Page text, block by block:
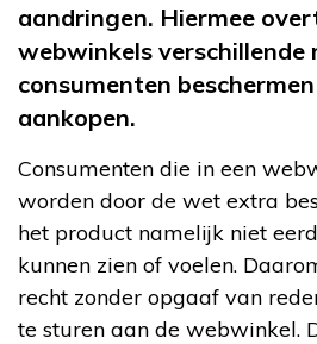
aandringen. Hiermee
webwinkels verschillende
consumenten
aankopen.
Consumenten die in een
worden door de wet extra
het product namelijk niet
kunnen zien of voelen.
recht zonder opgaaf van
te sturen aan de webwinkel.